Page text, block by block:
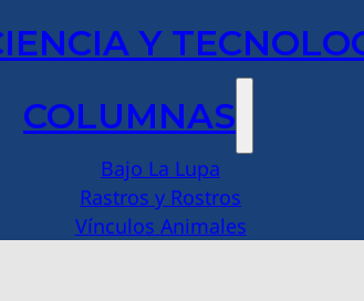
Y
COLUMNAS
Bajo La Lupa
Rastros y Rostros
Vínculos Animales